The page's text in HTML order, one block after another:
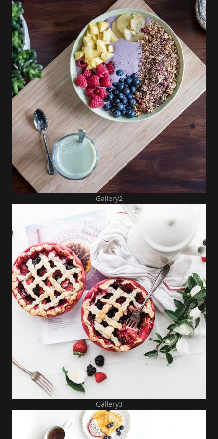
Gallery2
Gallery3